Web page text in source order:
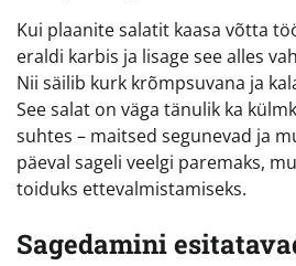
Kui plaanite salatit kaasa võtta
eraldi karbis ja lisage see alles
Nii säilib kurk krõmpsuvana ja
See salat on väga tänulik ka
suhtes – maitsed segunevad ja
päeval sageli veelgi paremaks,
toiduks ettevalmistamiseks.
Sagedamini